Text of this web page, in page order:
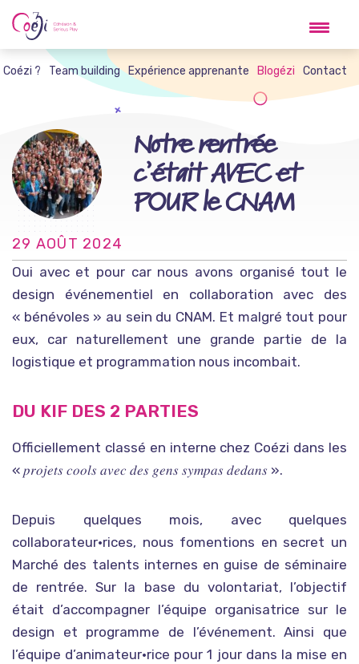
Skip
to
content
? Team building Expérience apprenante Blogézi Contact
Notre rentrée
c’était AVEC et
POUR le CNAM
29 AOÛT 2024
Oui avec et pour car nous avons organisé tout le
design événementiel en collaboration avec des
« bénévoles » au sein du CNAM. Et malgré tout pour
eux, car naturellement une grande partie de la
logistique et programmation nous incombait.
DU KIF DES 2 PARTIES
Officiellement classé en interne chez Coézi dans les
« 𝑝𝑟𝑜𝑗𝑒𝑡𝑠 𝑐𝑜𝑜𝑙𝑠 𝑎𝑣𝑒𝑐 𝑑𝑒𝑠 𝑔𝑒𝑛𝑠 𝑠𝑦𝑚𝑝𝑎𝑠 𝑑𝑒𝑑𝑎𝑛𝑠 ».
Depuis quelques mois, avec quelques
collaborateur•rices, nous fomentions en secret un
Marché des talents internes en guise de séminaire
de rentrée. Sur la base du volontariat, l’objectif
était d’accompagner l’équipe organisatrice sur le
design et programme de l’événement. Ainsi que
l’équipe d’animateur•rice pour 1 jour dans la mise en